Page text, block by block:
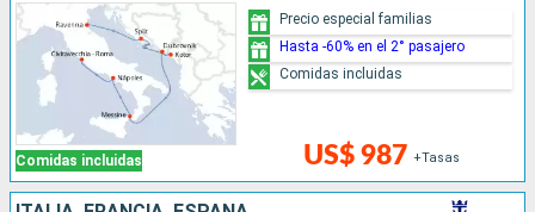
Comidas incluidas US$ 987 +Tasas
Precio especial familias
Hasta -60% en el 2° pasajero
Comidas incluidas